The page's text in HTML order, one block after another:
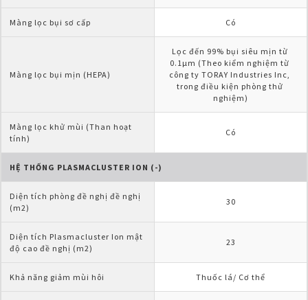
Màng lọc bụi sơ cấp Có
Màng lọc bụi mịn (HEPA)
Lọc đến 99% bụi siêu mịn từ
0.1µm (Theo kiểm nghiệm từ
công ty TORAY Industries Inc,
trong điều kiện phòng thử
nghiệm)
Màng lọc khử mùi (Than hoạt
tính)
Có
HỆ THỐNG PLASMACLUSTER ION (-)
Diện tích phòng đề nghị đề nghị
(m2)
30
Diện tích Plasmacluster Ion mật
độ cao đề nghị (m2)
23
Khả năng giảm mùi hôi Thuốc lá/ Cơ thể